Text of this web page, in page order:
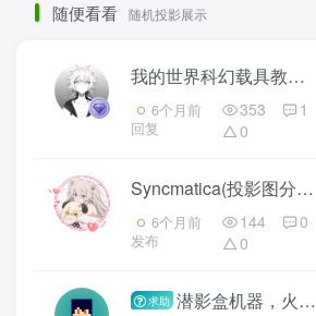
随便看看 随机投影展示
我的世界科幻载具教程：旗舰之盾！幻海级护卫舰（我的世界投影）正式加入探索舰队！
6个月前
回复
353
1
0
Syncmatica(投影图分享)
6个月前
发布
144
0
0
求助 潜影盒机器，火药塔，袭击塔